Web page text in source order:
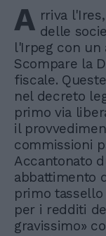
A rriva
delle
l'Irpeg con un
Scompare la
fiscale.
nel decreto
primo via
il
commissioni
Accantonato
abbattimento
primo
per i redditi
gravissimo»